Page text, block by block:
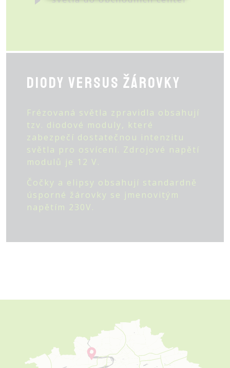
Diody versus žárovky
Frézovaná světla zpravidla obsahují
tzv. diodové moduly, které
zabezpečí dostatečnou intenzitu
světla pro osvícení. Zdrojové napětí
modulů je 12 V.
Čočky a elipsy obsahují standardně
úsporné žárovky se jmenovitým
napětím 230V.